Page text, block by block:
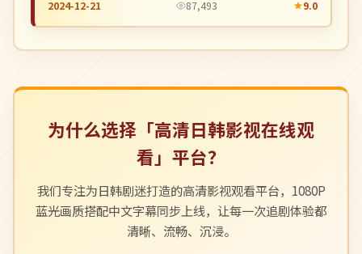
2024-12-21 87,493 9.0
为什么选择「高清日韩影视在线观
看」平台？
我们专注为日韩剧迷打造的高清影视观看平台，1080P
蓝光画质搭配中文字幕同步上线，让每一次追剧体验都
清晰、流畅、沉浸。